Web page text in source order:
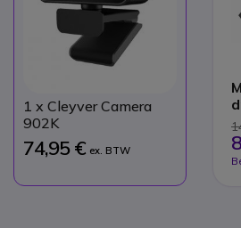
1 x Cleyver Camera
902K
74,95 € ex. BTW